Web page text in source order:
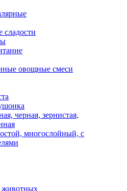
сладости
овощные смеси
черная, зернистая,
многослойный, с
животных